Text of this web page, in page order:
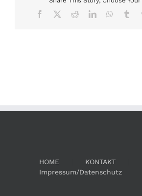
Facebook RedditLinkedIn
HOME
KONTAKT
Impressum/Datenschutz